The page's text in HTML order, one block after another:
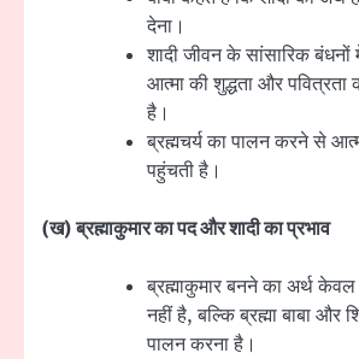
देना।
शादी जीवन के सांसारिक
आत्मा की शुद्धता और पवित्रता
है।
ब्रह्मचर्य का पालन करने से
पहुंचती है।
(ख) ब्रह्माकुमार का पद और शादी का प्रभाव
ब्रह्माकुमार बनने का अर्थ
नहीं है, बल्कि ब्रह्मा बाबा और
पालन करना है।